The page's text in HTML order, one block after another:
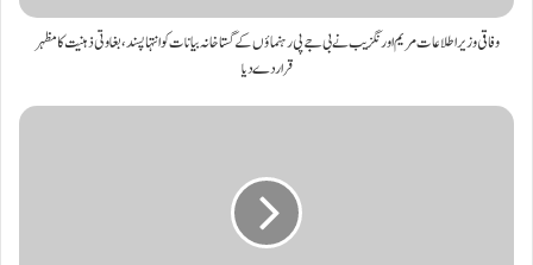
وفاقی وزیراطلاعات مریم اورنگزیب نے بی جے پی رہنماؤں کے گستاخانہ بیانات کو انتہاپسند، بغاوتی ذہنیت کا مظہر
قرار دے دیا